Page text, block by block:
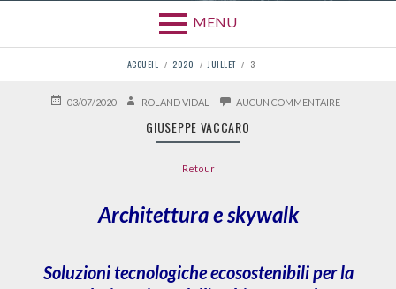
MENU
D'ARIANE
ACCUEIL 2020 JUILLET 3
PUBLIÉ03/07/2020 AUTEURROLAND VIDAL AUCUN COMMENTAIRESUR
GIUSEPPE VACCARO
Retour
Architettura e skywalk
Soluzioni tecnologiche ecosostenibili per la